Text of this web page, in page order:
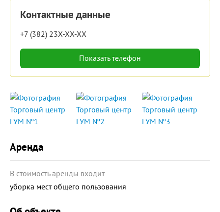
Контактные данные
+7 (382) 23X-XX-XX
Показать телефон
Аренда
В стоимость аренды входит
уборка мест общего пользования